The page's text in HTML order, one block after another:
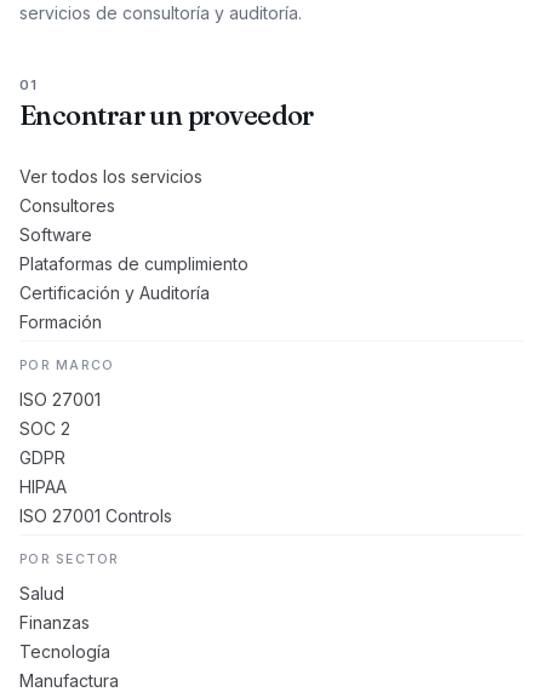
servicios de consultoría y auditoría.
01
Encontrar un proveedor
Ver todos los servicios
Consultores
Software
Plataformas de cumplimiento
Certificación y Auditoría
Formación
POR MARCO
ISO 27001
SOC 2
GDPR
HIPAA
ISO 27001 Controls
POR SECTOR
Salud
Finanzas
Tecnología
Manufactura